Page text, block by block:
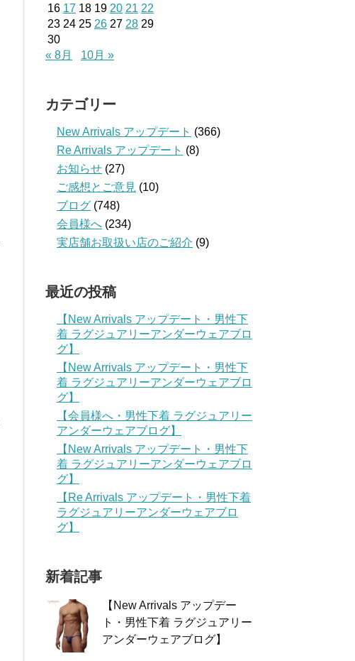
16 17 18 19 20 21 22
23 24 25 26 27 28 29
30
« 8月
10月 »
カテゴリー
New Arrivals アップデート (366)
Re Arrivals アップデート (8)
お知らせ (27)
ご感想とご意見 (10)
ブログ (748)
会員様へ (234)
実店舗お取扱い店のご紹介 (9)
最近の投稿
【New Arrivals アップデート・男性下
着 ラグジュアリーアンダーウェアブロ
グ】
【New Arrivals アップデート・男性下
着 ラグジュアリーアンダーウェアブロ
グ】
【会員様へ・男性下着 ラグジュアリー
アンダーウェアブログ】
【New Arrivals アップデート・男性下
着 ラグジュアリーアンダーウェアブロ
グ】
【Re Arrivals アップデート・男性下着
ラグジュアリーアンダーウェアブロ
グ】
新着記事
【New Arrivals アップデー
ト・男性下着 ラグジュアリー
アンダーウェアブログ】